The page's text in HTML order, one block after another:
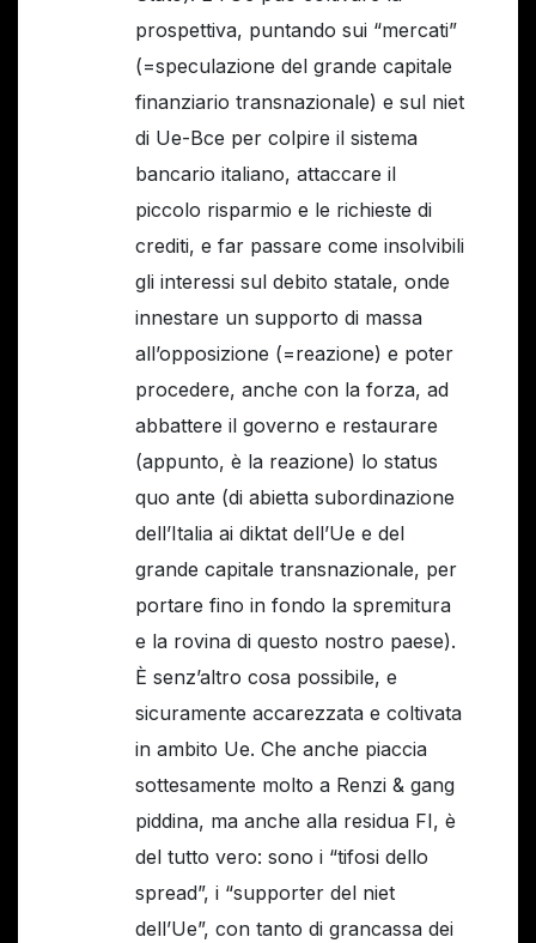
prospettiva, puntando sui “mercati”
(=speculazione del grande capitale
finanziario transnazionale) e sul niet
di Ue-Bce per colpire il sistema
bancario italiano, attaccare il
piccolo risparmio e le richieste di
crediti, e far passare come insolvibili
gli interessi sul debito statale, onde
innestare un supporto di massa
all’opposizione (=reazione) e poter
procedere, anche con la forza, ad
abbattere il governo e restaurare
(appunto, è la reazione) lo status
quo ante (di abietta subordinazione
dell’Italia ai diktat dell’Ue e del
grande capitale transnazionale, per
portare fino in fondo la spremitura
e la rovina di questo nostro paese).
È senz’altro cosa possibile, e
sicuramente accarezzata e coltivata
in ambito Ue. Che anche piaccia
sottesamente molto a Renzi & gang
piddina, ma anche alla residua FI, è
del tutto vero: sono i “tifosi dello
spread”, i “supporter del niet
dell’Ue”, con tanto di grancassa dei